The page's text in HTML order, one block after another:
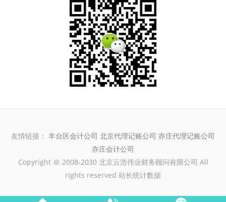
友情链接： 丰台区会计公司 北京代理记账公司 亦庄代理记账公司
亦庄会计公司
Copyright ＠ 2008-2030 北京云浩伟业财务顾问有限公司 All
rights reserved 站长统计数据